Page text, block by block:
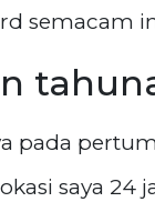
semacam
pada
saya 24